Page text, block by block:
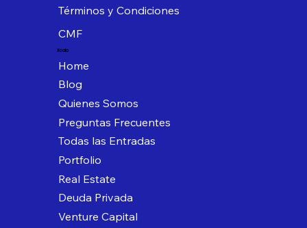
Términos y Condiciones
CMF
Xcala
Home
Blog
Quienes Somos
Preguntas Frecuentes
Todas las Entradas
Portfolio
Real Estate
Deuda Privada
Venture Capital